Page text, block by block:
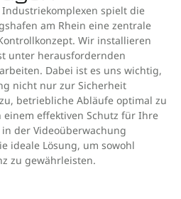
spielt die
am Rhein eine zentrale
Wir installieren
unter herausfordernden
Dabei ist es uns wichtig,
nicht nur zur Sicherheit
betriebliche Abläufe optimal zu
einem effektiven Schutz für Ihre
der Videoüberwachung
ideale Lösung, um sowohl
zu gewährleisten.